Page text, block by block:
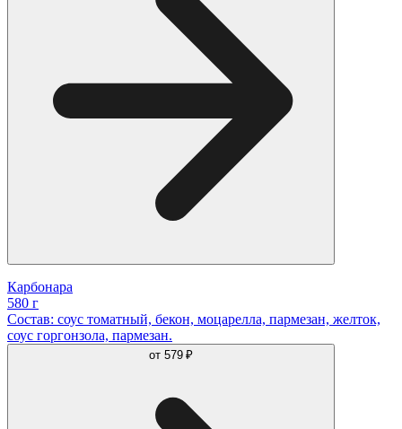
Карбонара
580 г
Состав: соус томатный, бекон, моцарелла, пармезан, желток,
соус горгонзола, пармезан.
от 579 ₽